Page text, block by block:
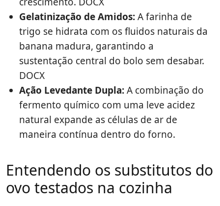
Gelatinização de Amidos:A farinha de
trigo se hidrata com os fluidos naturais da
banana madura, garantindo a
sustentação central do bolo sem desabar.
DOCX
Ação Levedante Dupla:A combinação do
fermento químico com uma leve acidez
natural expande as células de ar de
maneira contínua dentro do forno.
Entendendo os substitutos do
ovo testados na cozinha